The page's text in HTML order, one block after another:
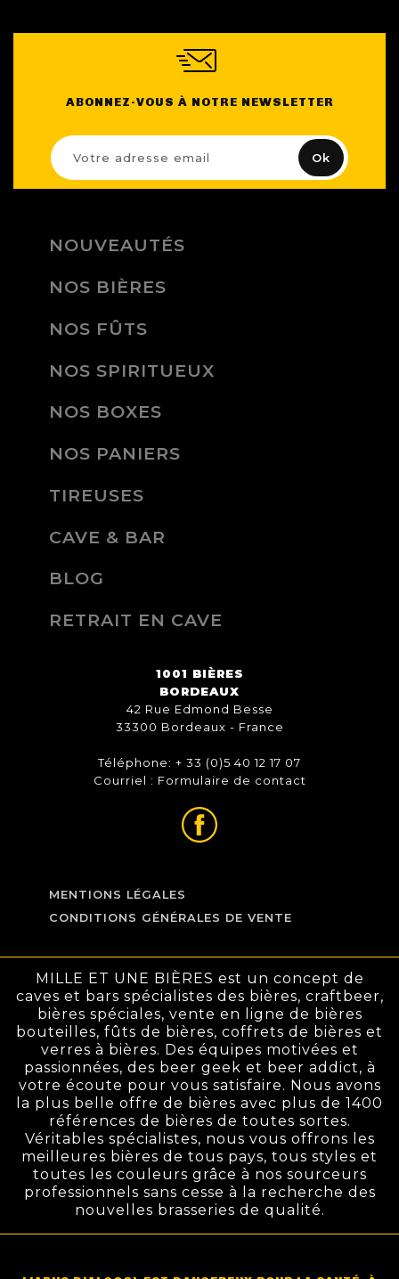
ABONNEZ-VOUS À NOTRE NEWSLETTER
NOUVEAUTÉS
NOS BIÈRES
NOS FÛTS
NOS SPIRITUEUX
NOS BOXES
NOS PANIERS
TIREUSES
CAVE & BAR
BLOG
RETRAIT EN CAVE
1001 BIÈRES
BORDEAUX
42 Rue Edmond Besse
33300 Bordeaux - France
Téléphone: + 33 (0)5 40 12 17 07
Courriel : Formulaire de contact
MENTIONS LÉGALES
CONDITIONS GÉNÉRALES DE VENTE
MILLE ET UNE BIÈRES est un concept de
caves et bars spécialistes des bières, craftbeer,
bières spéciales, vente en ligne de bières
bouteilles, fûts de bières, coffrets de bières et
verres à bières. Des équipes motivées et
passionnées, des beer geek et beer addict, à
votre écoute pour vous satisfaire. Nous avons
la plus belle offre de bières avec plus de 1400
références de bières de toutes sortes.
Véritables spécialistes, nous vous offrons les
meilleures bières de tous pays, tous styles et
toutes les couleurs grâce à nos sourceurs
professionnels sans cesse à la recherche des
nouvelles brasseries de qualité.